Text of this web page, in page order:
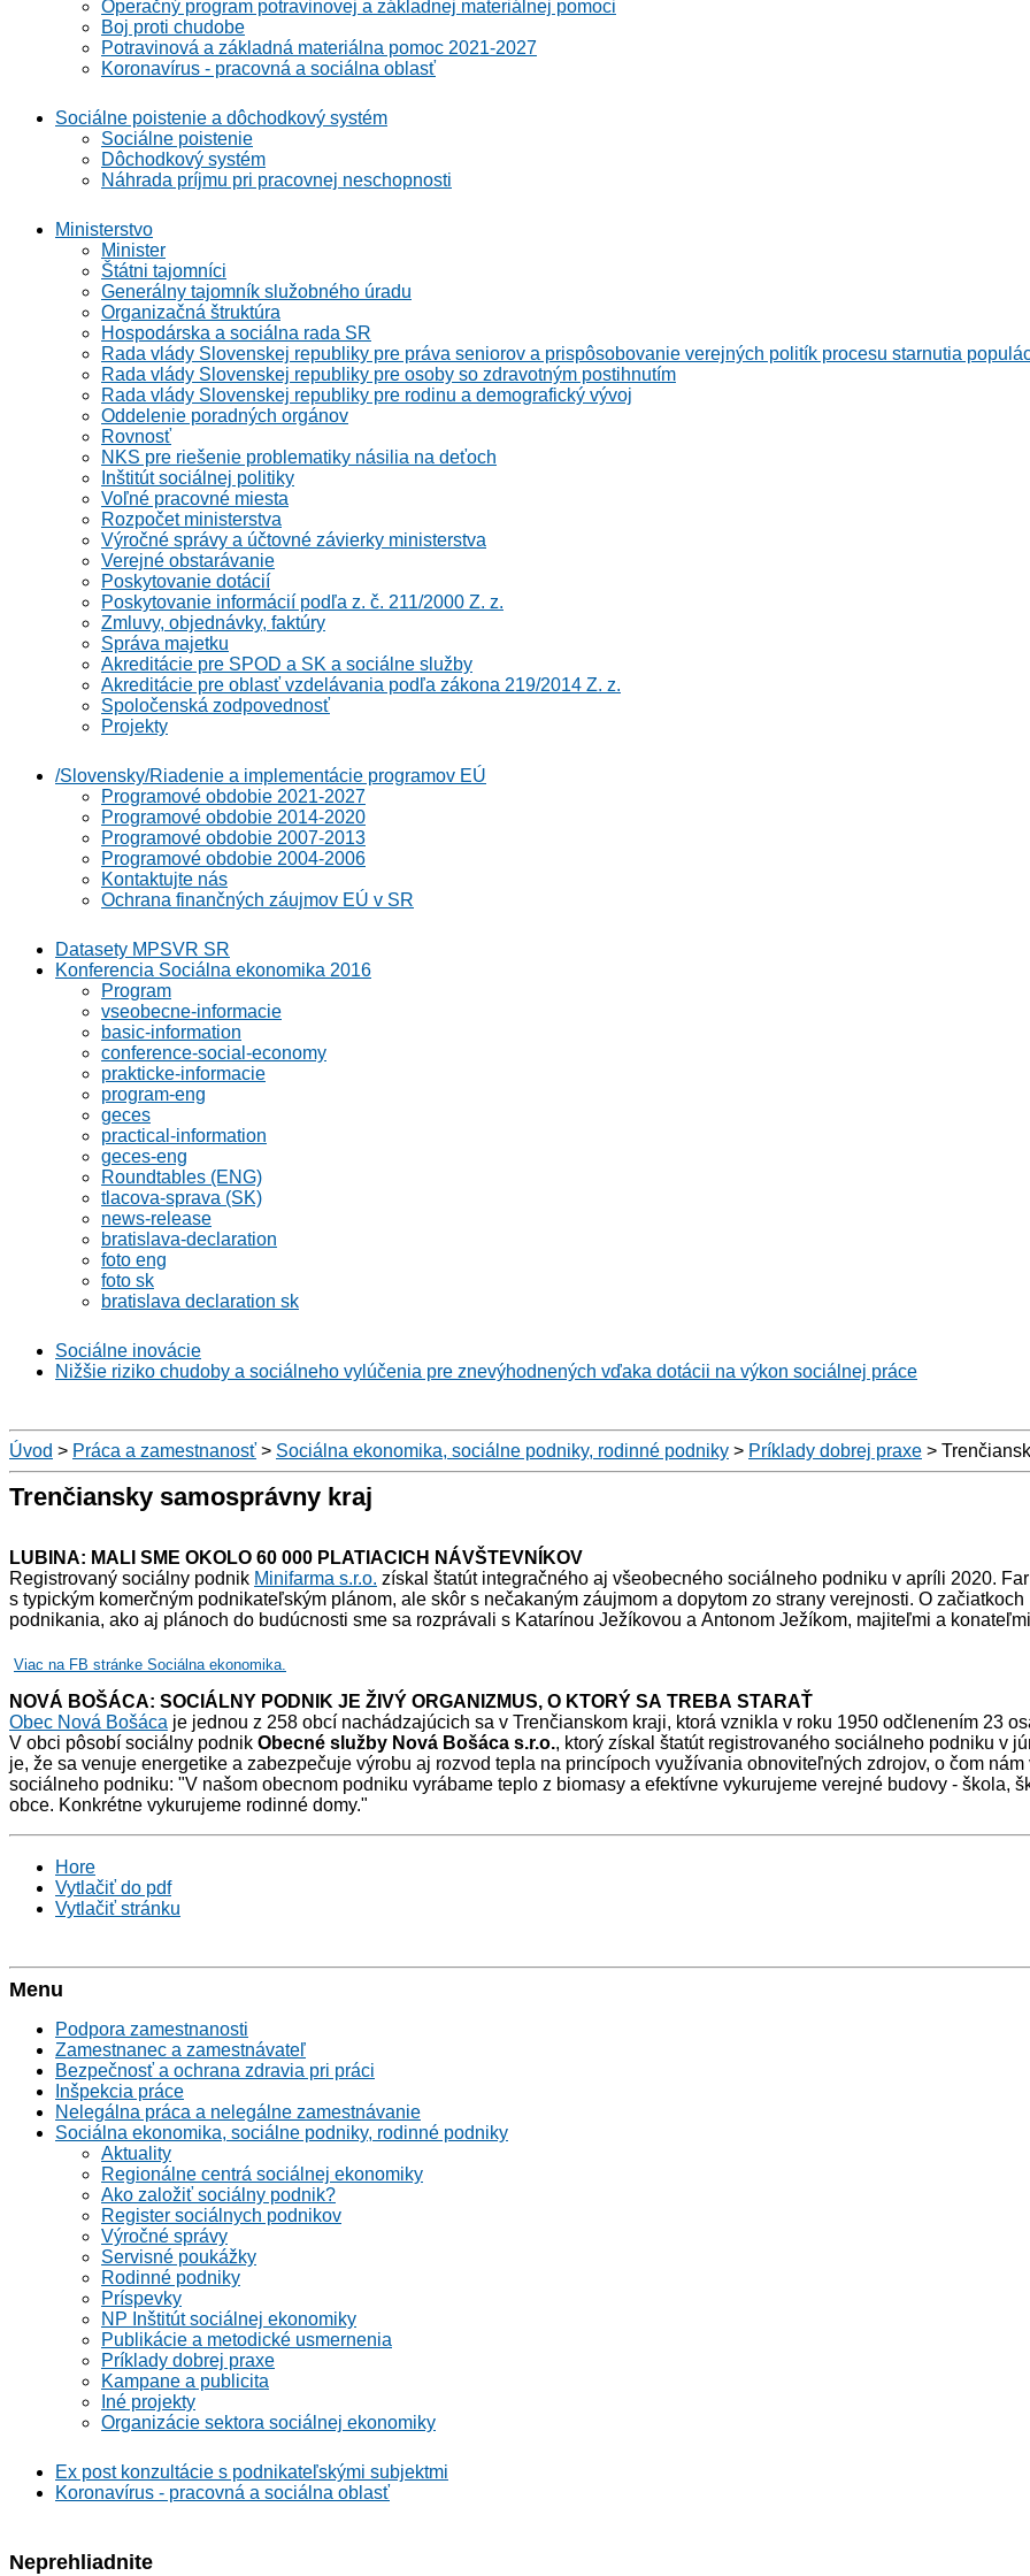
Operačný program potravinovej a základnej materiálnej pomoci
Boj proti chudobe
Potravinová a základná materiálna pomoc 2021-2027
Koronavírus - pracovná a sociálna oblasť
Sociálne poistenie a dôchodkový systém
Sociálne poistenie
Dôchodkový systém
Náhrada príjmu pri pracovnej neschopnosti
Ministerstvo
Minister
Štátni tajomníci
Generálny tajomník služobného úradu
Organizačná štruktúra
Hospodárska a sociálna rada SR
Rada vlády Slovenskej republiky pre práva seniorov a prispôsobovanie verejných politík procesu starnutia
Rada vlády Slovenskej republiky pre osoby so zdravotným postihnutím
Rada vlády Slovenskej republiky pre rodinu a demografický vývoj
Oddelenie poradných orgánov
Rovnosť
NKS pre riešenie problematiky násilia na deťoch
Inštitút sociálnej politiky
Voľné pracovné miesta
Rozpočet ministerstva
Výročné správy a účtovné závierky ministerstva
Verejné obstarávanie
Poskytovanie dotácií
Poskytovanie informácií podľa z. č. 211/2000 Z. z.
Zmluvy, objednávky, faktúry
Správa majetku
Akreditácie pre SPOD a SK a sociálne služby
Akreditácie pre oblasť vzdelávania podľa zákona 219/2014 Z. z.
Spoločenská zodpovednosť
Projekty
/Slovensky/Riadenie a implementácie programov EÚ
Programové obdobie 2021-2027
Programové obdobie 2014-2020
Programové obdobie 2007-2013
Programové obdobie 2004-2006
Kontaktujte nás
Ochrana finančných záujmov EÚ v SR
Datasety MPSVR SR
Konferencia Sociálna ekonomika 2016
Program
vseobecne-informacie
basic-information
conference-social-economy
prakticke-informacie
program-eng
geces
practical-information
geces-eng
Roundtables (ENG)
tlacova-sprava (SK)
news-release
bratislava-declaration
foto eng
foto sk
bratislava declaration sk
Sociálne inovácie
Nižšie riziko chudoby a sociálneho vylúčenia pre znevýhodnených vďaka dotácii na výkon sociálnej práce
Úvod > Práca a zamestnanosť > Sociálna ekonomika, sociálne podniky, rodinné podniky > Príklady dobrej praxe >
Trenčiansky samosprávny kraj
LUBINA: MALI SME OKOLO 60 000 PLATIACICH NÁVŠTEVNÍKOV
Registrovaný sociálny podnik Minifarma s.r.o. získal štatút integračného aj všeobecného sociálneho podniku v apríli 2020.
s typickým komerčným podnikateľským plánom, ale skôr s nečakaným záujmom a dopytom zo strany verejnosti. O
podnikania, ako aj plánoch do budúcnosti sme sa rozprávali s Katarínou Ježíkovou a Antonom Ježíkom, majiteľmi a
Viac na FB stránke Sociálna ekonomika.
NOVÁ BOŠÁCA: SOCIÁLNY PODNIK JE ŽIVÝ ORGANIZMUS, O KTORÝ SA TREBA STARAŤ
Obec Nová Bošáca je jednou z 258 obcí nachádzajúcich sa v Trenčianskom kraji, ktorá vznikla v roku 1950 odčlenením 23
V obci pôsobí sociálny podnik Obecné služby Nová Bošáca s.r.o., ktorý získal štatút registrovaného sociálneho podniku v
je, že sa venuje energetike a zabezpečuje výrobu aj rozvod tepla na princípoch využívania obnoviteľných zdrojov, o čom
sociálneho podniku: "V našom obecnom podniku vyrábame teplo z biomasy a efektívne vykurujeme verejné budovy - škola,
obce. Konkrétne vykurujeme rodinné domy."
Hore
Vytlačiť do pdf
Vytlačiť stránku
Menu
Podpora zamestnanosti
Zamestnanec a zamestnávateľ
Bezpečnosť a ochrana zdravia pri práci
Inšpekcia práce
Nelegálna práca a nelegálne zamestnávanie
Sociálna ekonomika, sociálne podniky, rodinné podniky
Aktuality
Regionálne centrá sociálnej ekonomiky
Ako založiť sociálny podnik?
Register sociálnych podnikov
Výročné správy
Servisné poukážky
Rodinné podniky
Príspevky
NP Inštitút sociálnej ekonomiky
Publikácie a metodické usmernenia
Príklady dobrej praxe
Kampane a publicita
Iné projekty
Organizácie sektora sociálnej ekonomiky
Ex post konzultácie s podnikateľskými subjektmi
Koronavírus - pracovná a sociálna oblasť
Neprehliadnite